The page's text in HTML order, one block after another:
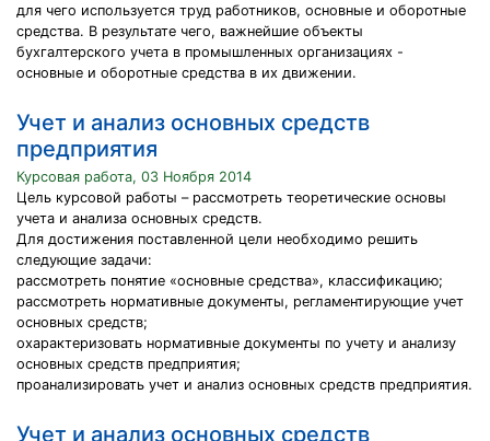
для чего используется труд работников, основные и оборотные
средства. В результате чего, важнейшие объекты
бухгалтерского учета в промышленных организациях -
основные и оборотные средства в их движении.
Учет и анализ основных средств
предприятия
Курсовая работа, 03 Ноября 2014
Цель курсовой работы – рассмотреть теоретические основы
учета и анализа основных средств.
Для достижения поставленной цели необходимо решить
следующие задачи:
рассмотреть понятие «основные средства», классификацию;
рассмотреть нормативные документы, регламентирующие учет
основных средств;
охарактеризовать нормативные документы по учету и анализу
основных средств предприятия;
проанализировать учет и анализ основных средств предприятия.
Учет и анализ основных средств